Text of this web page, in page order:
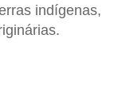
indígenas,